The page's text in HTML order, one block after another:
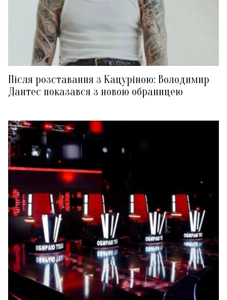
Після розставання з Кацуріною: Володимир
Дантес показався з новою обраницею